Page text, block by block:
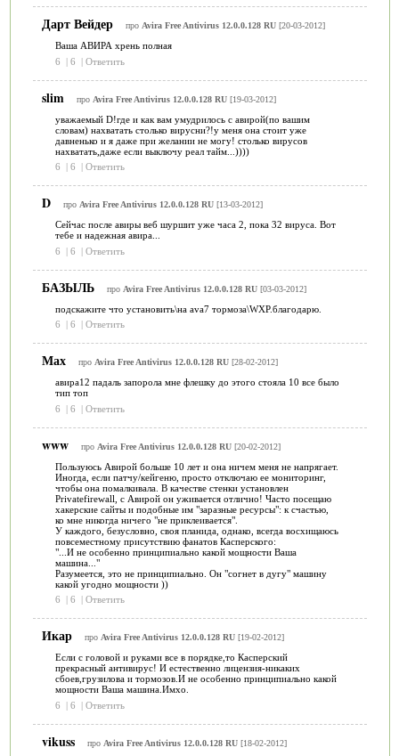
Дарт Вейдер про Avira Free Antivirus 12.0.0.128 RU[20-03-2012]
Ваша АВИРА хрень полная
6
| 6 | Ответить
slim про Avira Free Antivirus 12.0.0.128 RU[19-03-2012]
уважаемый D!где и как вам умудрилось с авирой(по вашим
словам) нахватать столько вирусни?!у меня она стоит уже
давненько и я даже при желании не могу! столько вирусов
нахватать,даже если выключу реал тайм...))))
6
| 6 | Ответить
D про Avira Free Antivirus 12.0.0.128 RU[13-03-2012]
Сейчас после авиры веб шуршит уже часа 2, пока 32 вируса. Вот
тебе и надежная авира...
6
| 6 | Ответить
БАЗЫЛЬ про Avira Free Antivirus 12.0.0.128 RU[03-03-2012]
подскажите что установить\на ava7 тормоза\WXP.благодарю.
6
| 6 | Ответить
Мах про Avira Free Antivirus 12.0.0.128 RU[28-02-2012]
авира12 падаль запорола мне флешку до этого стояла 10 все было
тип топ
6
| 6 | Ответить
www про Avira Free Antivirus 12.0.0.128 RU[20-02-2012]
Пользуюсь Авирой больше 10 лет и она ничем меня не напрягает.
Иногда, если патчу/кейгеню, просто отключаю ее мониторинг,
чтобы она помалкивала. В качестве стенки установлен
Privatefirewall, с Авирой он уживается отлично! Часто посещаю
хакерские сайты и подобные им "заразные ресурсы": к счастью,
ко мне никогда ничего "не приклеивается".
У каждого, безусловно, своя планида, однако, всегда восхищаюсь
повсеместному присутствию фанатов Касперского:
"...И не особенно принципиально какой мощности Ваша
машина..."
Разумеется, это не принципиально. Он "согнет в дугу" машину
какой угодно мощности ))
6
| 6 | Ответить
Икар про Avira Free Antivirus 12.0.0.128 RU[19-02-2012]
Если с головой и руками все в порядке,то Касперский
прекрасный антивирус! И естественно лицензия-никаких
сбоев,грузилова и тормозов.И не особенно принципиально какой
мощности Ваша машина.Имхо.
6
| 6 | Ответить
vikuss про Avira Free Antivirus 12.0.0.128 RU[18-02-2012]